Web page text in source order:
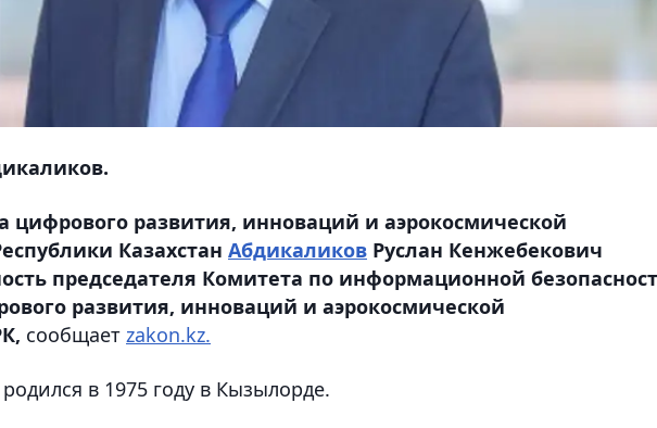
цифрового развития, инноваций и аэрокосмической
Казахстан Абдикаликов Руслан Кенжебекович
председателя Комитета по информационной
развития, инноваций и аэрокосмической
сообщает zakon.kz.
в 1975 году в Кызылорде.